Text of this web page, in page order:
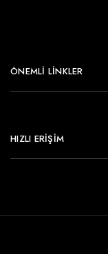
ÖNEMLI LINKLER
HIZLI ERİŞİM